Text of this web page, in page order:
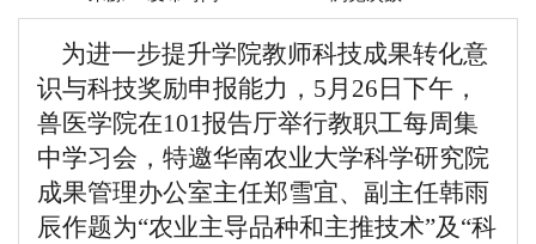
为进一步提升学院教师科技成果转化意
识与科技奖励申报能力，5月26日下午，
兽医学院在101报告厅举行教职工每周集
中学习会，特邀华南农业大学科学研究院
成果管理办公室主任郑雪宜、副主任韩雨
辰作题为“农业主导品种和主推技术”及“科